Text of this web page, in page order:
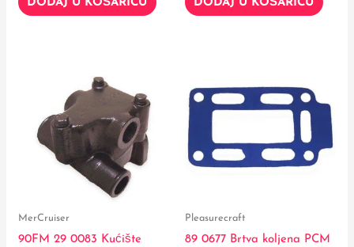
DODAJ U KOŠARICU DODAJ U KOŠARICU
MerCruiser
90FM 29 0083 Kućište
Pleasurecraft
89 0677 Brtva koljena PCM